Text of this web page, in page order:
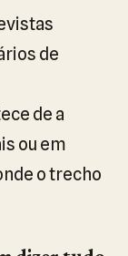
de
de a
ou em
o trecho